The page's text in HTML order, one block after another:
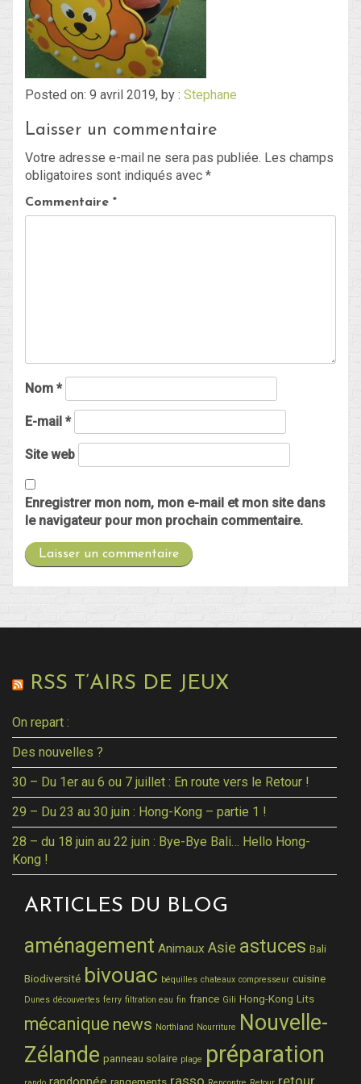
Blog
Non classé
Connexion
Flux des publications
Posted on: 9 avril 2019, by : Stephane
Laisser un commentaire
Votre adresse e-mail ne sera pas publiée. Les champs
obligatoires sont indiqués avec *
Commentaire *
Nom *
E-mail *
Site web
Enregistrer mon nom, mon e-mail et mon site dans
le navigateur pour mon prochain commentaire.
RSS T’AIRS DE JEUX
On repart :
Des nouvelles ?
30 – Du 1er au 6 ou 7 juillet : En route vers le Retour !
29 – Du 23 au 30 juin : Hong-Kong – partie 1 !
28 – du 18 juin au 22 juin : Bye-Bye Bali… Hello Hong-
Kong !
ARTICLES DU BLOG
aménagement Animaux Asie astuces Bali
Biodiversité bivouac béquilles chateaux compresseur cuisine
Dunes découvertes ferry filtration eau fin france Gili Hong-Kong Lits
mécanique news Northland Nourriture Nouvelle-
Zélande panneau solaire plage préparation
rasso retour